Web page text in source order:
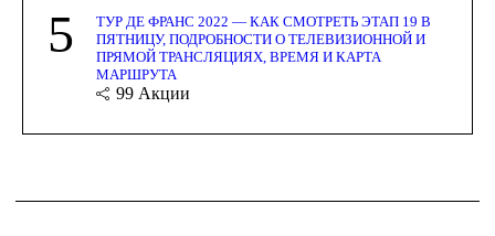
5
ТУР ДЕ ФРАНС 2022 — КАК СМОТРЕТЬ ЭТАП 19 В
ПЯТНИЦУ, ПОДРОБНОСТИ О ТЕЛЕВИЗИОННОЙ И
ПРЯМОЙ ТРАНСЛЯЦИЯХ, ВРЕМЯ И КАРТА
МАРШРУТА
99 Акции